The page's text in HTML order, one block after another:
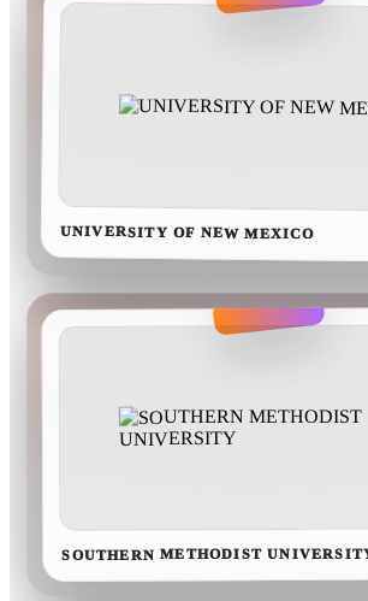
UNIVERSITY OF NEW MEXICO
SOUTHERN METHODIST